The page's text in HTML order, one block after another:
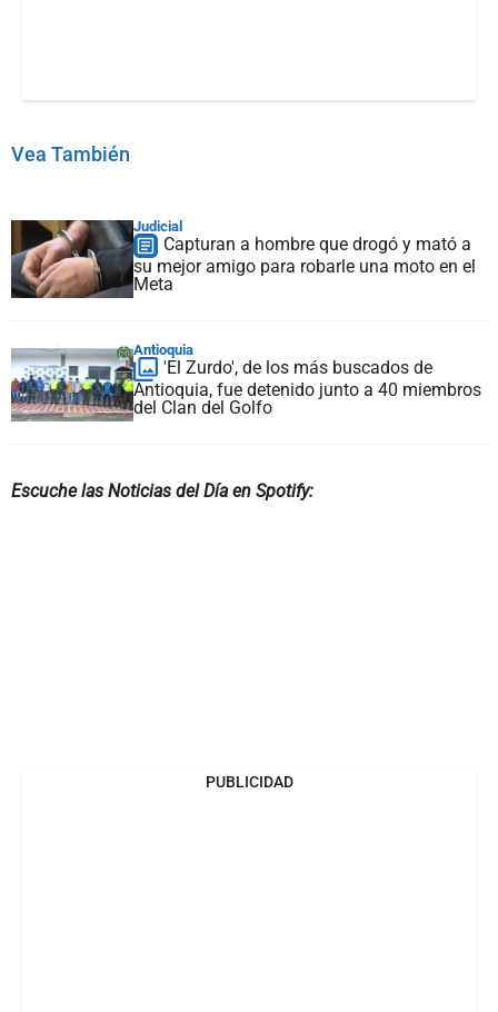
Vea También
Judicial
Capturan a hombre que drogó y mató a
su mejor amigo para robarle una moto en el
Meta
Antioquia
'El Zurdo', de los más buscados de
Antioquia, fue detenido junto a 40 miembros
del Clan del Golfo
Escuche las Noticias del Día en Spotify:
PUBLICIDAD